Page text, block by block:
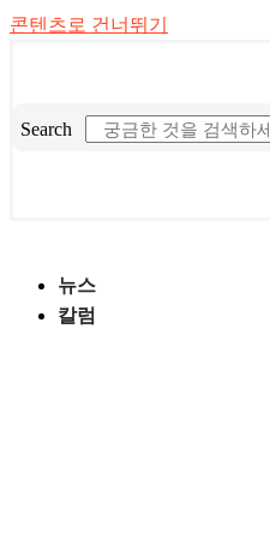
콘텐츠로 건너뛰기
Search
뉴스
칼럼